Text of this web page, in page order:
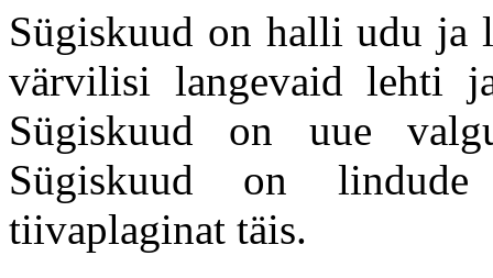
Sügiskuud on halli udu ja
värvilisi langevaid lehti
Sügiskuud on uue
Sügiskuud on
tiivaplaginat täis.